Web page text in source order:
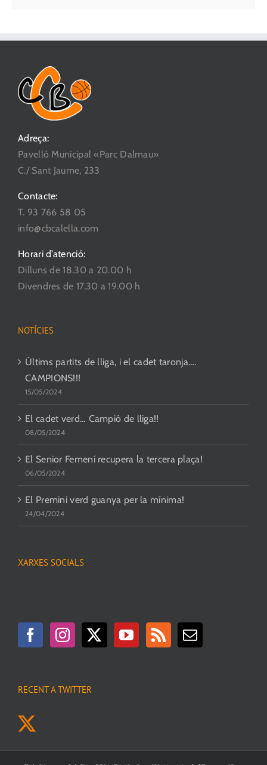
Adreça:
Pavelló Municipal «Parc Dalmau»
C./ Sant Jaume, 233
Contacte:
T. 93 766 58 05
info@cbcalella.com
Horari d’atenció:
Dilluns de 18.30 a 20.00 h
Divendres de 17.30 a 19.00 h
NOTÍCIES
Últims partits de lliga, i el cadet taronja….
CAMPIONS!!!
15/05/2024
El cadet verd… Campió de lliga!!
08/05/2024
El Senior Femení recupera la tercera plaça!
06/05/2024
El Premini verd guanya per la mínima!
24/04/2024
XARXES SOCIALS
RECENT A TWITTER